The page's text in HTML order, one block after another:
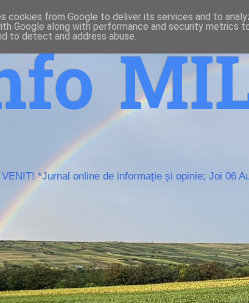
VENIT! *Jurnal online de informație și opinie; Joi 06
cookies from Google to deliver its services and to
Google along with performance and security metrics
to detect and address abuse.